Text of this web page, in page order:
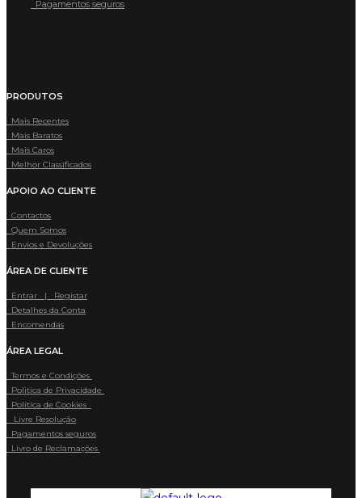
Pagamentos seguros
PRODUTOS
Mais Recentes
Mais Baratos
Mais Caros
Melhor Classificados
APOIO AO CLIENTE
Contactos
Quem Somos
Envios e Devoluções
ÁREA DE CLIENTE
Entrar | Registar
Detalhes da Conta
Encomendas
ÁREA LEGAL
Termos e Condições
Politica de Privacidade
Política de Cookies
Livre Resolução
Pagamentos seguros
Livro de Reclamações